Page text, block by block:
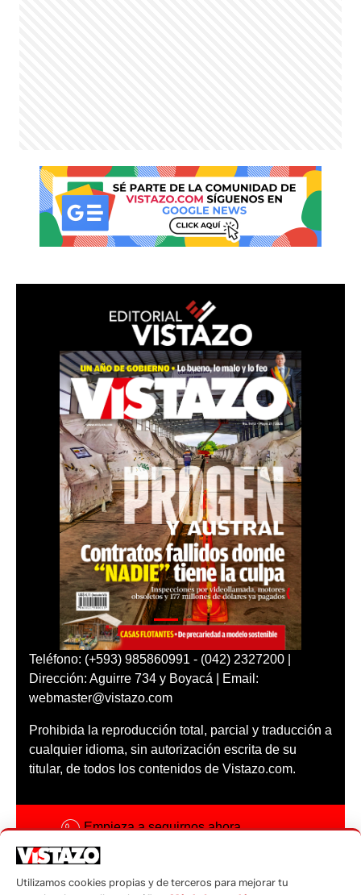
Teléfono: (+593) 985860991 - (042) 2327200 |
Dirección: Aguirre 734 y Boyacá | Email:
webmaster@vistazo.com
Prohibida la reproducción total, parcial y traducción a
cualquier idioma, sin autorización escrita de su
titular, de todos los contenidos de Vistazo.com.
Empieza a seguirnos ahora
Código ética
Utilizamos cookies propias y de terceros para mejorar tu